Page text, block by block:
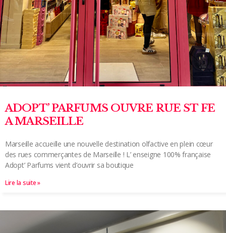
ADOPT’ PARFUMS OUVRE RUE ST FE
A MARSEILLE
Marseille accueille une nouvelle destination olfactive en plein cœur
des rues commerçantes de Marseille ! L’ enseigne 100% française
Adopt’ Parfums vient d’ouvrir sa boutique
Lire la suite »